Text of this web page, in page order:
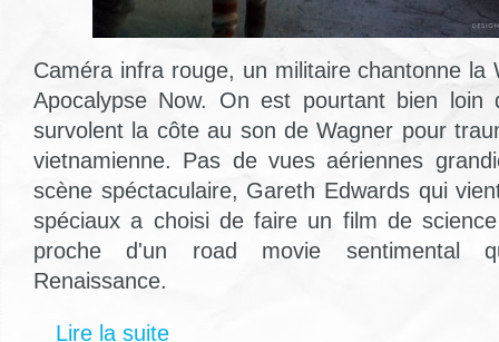
Caméra infra rouge, un militaire chantonne la
Apocalypse Now. On est pourtant bien loin
survolent la côte au son de Wagner pour
vietnamienne. Pas de vues aériennes
scène spéctaculaire, Gareth Edwards qui
spéciaux a choisi de faire un film de
proche d'un road movie sentimental
Renaissance.
Lire la suite